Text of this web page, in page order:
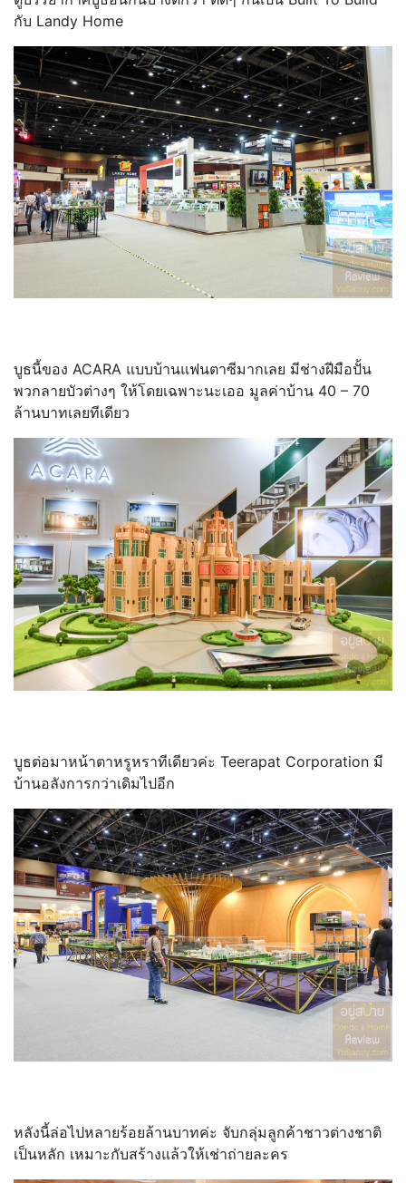
กับ Landy Home
บูธนี้ของ ACARA แบบบ้านแฟนตาซีมากเลย มีช่างฝีมือปั้น
พวกลายบัวต่างๆ ให้โดยเฉพาะนะเออ มูลค่าบ้าน 40 – 70
ล้านบาทเลยทีเดียว
บูธต่อมาหน้าตาหรูหราทีเดียวค่ะ Teerapat Corporation มี
บ้านอลังการกว่าเดิมไปอีก
หลังนี้ล่อไปหลายร้อยล้านบาทค่ะ จับกลุ่มลูกค้าชาวต่างชาติ
เป็นหลัก เหมาะกับสร้างแล้วให้เช่าถ่ายละคร